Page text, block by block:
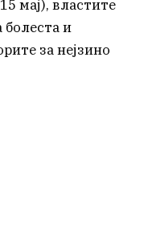
мај), властите
и
за нејзино